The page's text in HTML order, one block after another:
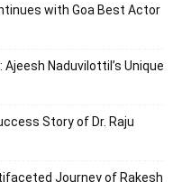
with Goa Best Actor
Naduvilottil’s Unique
Story of Dr. Raju
Journey of Rakesh